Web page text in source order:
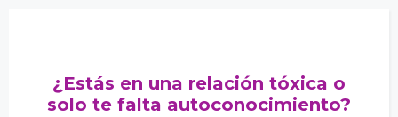
¿Estás en una relación tóxica o
solo te falta autoconocimiento?